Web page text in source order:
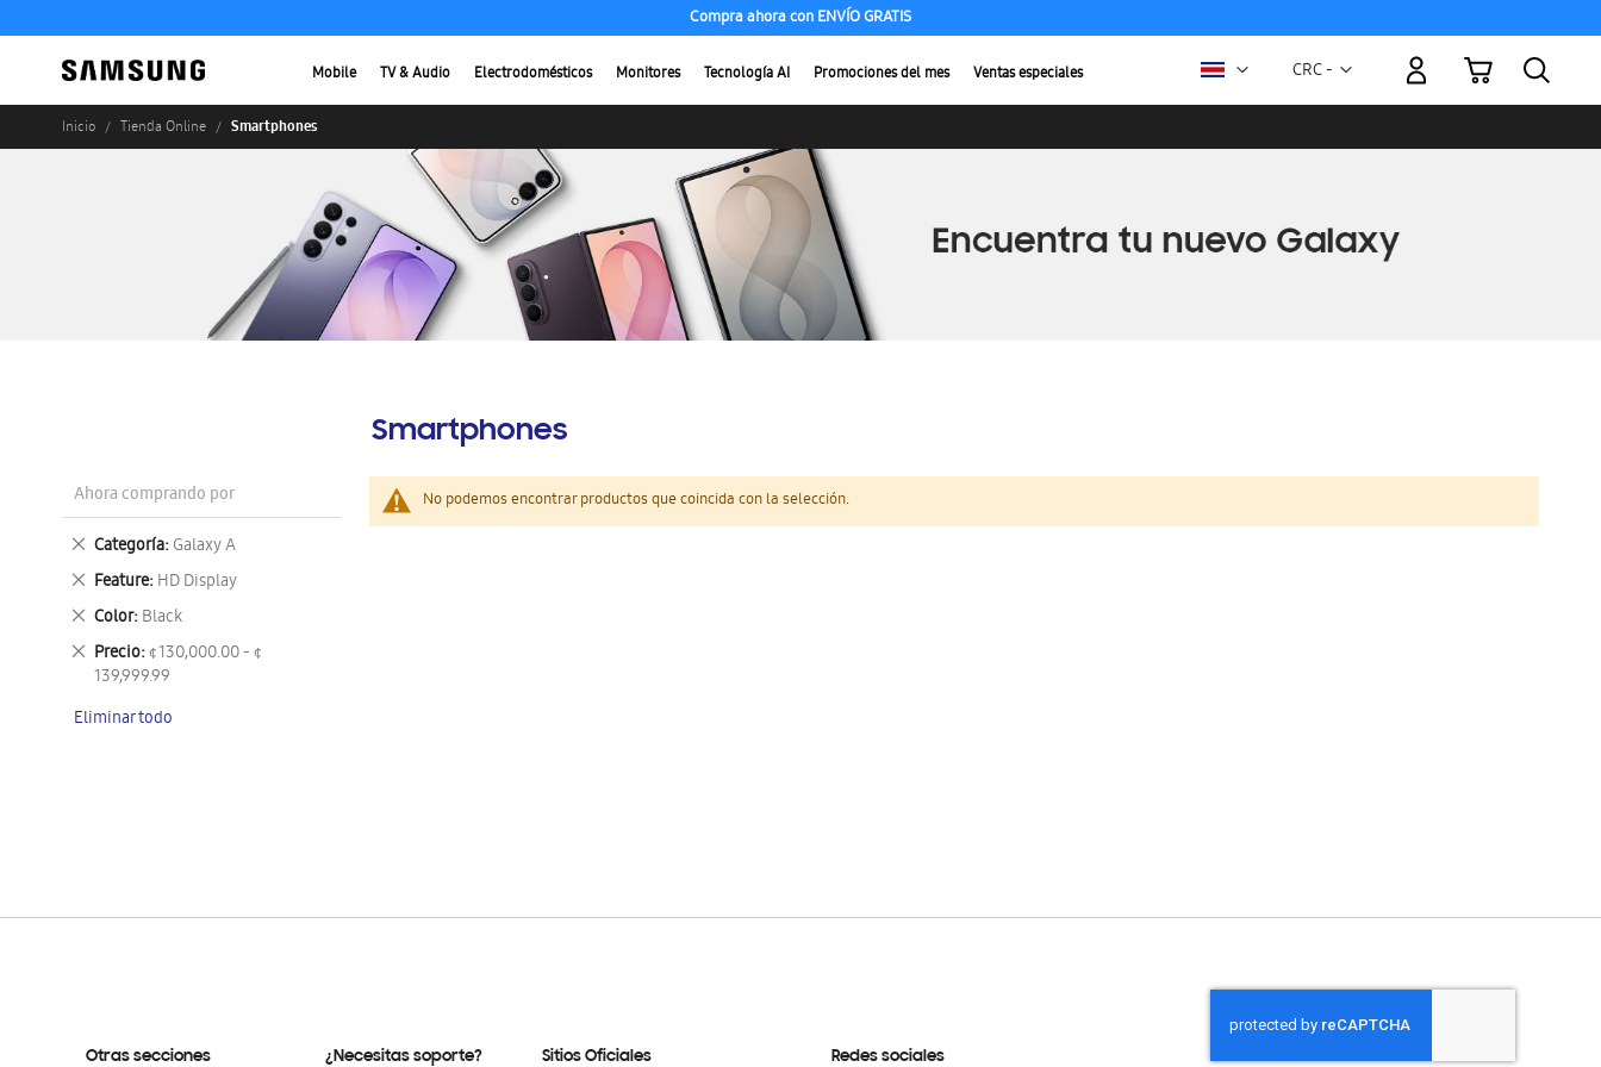
Compra ahora con ENVÍO GRATIS
Mobile TV & Audio Electrodomésticos Monitores Tecnología AI Promociones del mes Ventas especiales Moneda
CRC -
Mi carrito
Inicio Tienda Online Smartphones
Smartphones
No podemos encontrar productos que coincida con la selección.
Ahora comprando por
Categoría Galaxy A
Eliminar
este
artículo
Feature HD Display
Eliminar
este
artículo
Color Black
Eliminar
este
artículo
Precio ¢ 130,000.00 - ¢
139,999.99
Eliminar
este
Eliminar todo
Otras secciones ¿Necesitas soporte? Sitios Oficiales Redes sociales